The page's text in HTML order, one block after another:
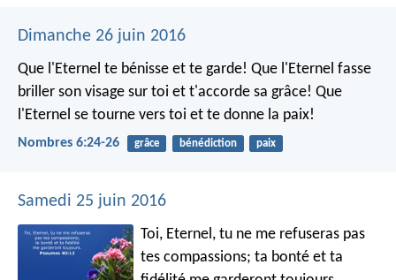
Dimanche 26 juin 2016
Que l'Eternel te bénisse et te garde! Que l'Eternel fasse
briller son visage sur toi et t'accorde sa grâce! Que
l'Eternel se tourne vers toi et te donne la paix!
Nombres 6:24-26 grâce bénédiction paix
Samedi 25 juin 2016
Toi, Eternel, tu ne me refuseras pas
tes compassions; ta bonté et ta